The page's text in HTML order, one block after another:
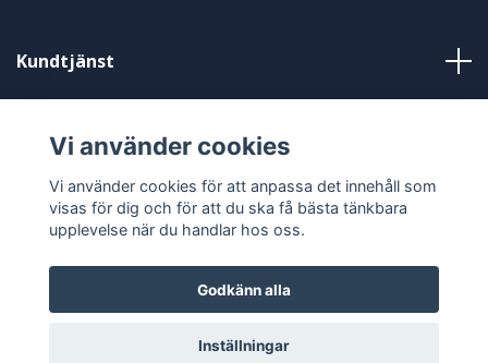
Kundtjänst
Sociala medier
© 2026 Shamira - Diamond painting
Vi använder cookies
Vi använder cookies för att anpassa det innehåll som
visas för dig och för att du ska få bästa tänkbara
upplevelse när du handlar hos oss.
Godkänn alla
Inställningar